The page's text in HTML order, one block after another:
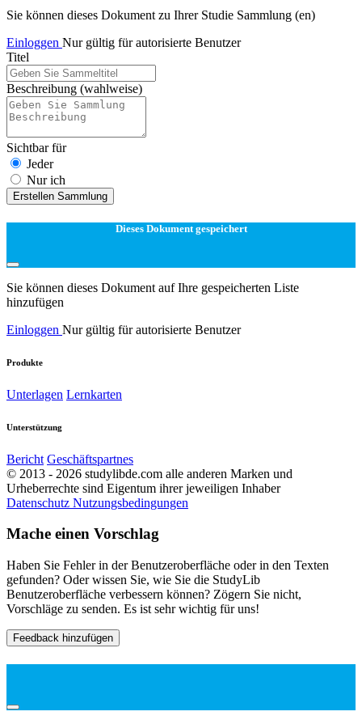
Sie können dieses Dokument zu Ihrer Studie Sammlung (en)
Einloggen Nur gültig für autorisierte Benutzer
Titel
Beschreibung (wahlweise)
Sichtbar für
Jeder
Nur ich
Erstellen Sammlung
Dieses Dokument gespeichert
Sie können dieses Dokument auf Ihre gespeicherten Liste
hinzufügen
Einloggen Nur gültig für autorisierte Benutzer
Produkte
Unterlagen Lernkarten
Unterstützung
Bericht Geschäftspartnes
© 2013 - 2026 studylibde.com alle anderen Marken und
Urheberrechte sind Eigentum ihrer jeweiligen Inhaber
Datenschutz Nutzungsbedingungen
Mache einen Vorschlag
Haben Sie Fehler in der Benutzeroberfläche oder in den Texten
gefunden? Oder wissen Sie, wie Sie die StudyLib
Benutzeroberfläche verbessern können? Zögern Sie nicht,
Vorschläge zu senden. Es ist sehr wichtig für uns!
Feedback hinzufügen